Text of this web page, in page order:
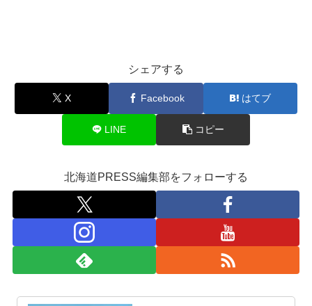
シェアする
X Facebook はてブ
LINE コピー
北海道PRESS編集部をフォローする